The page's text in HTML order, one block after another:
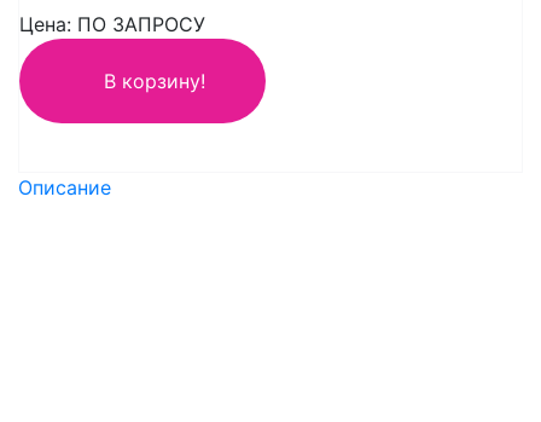
Цена: ПО ЗАПРОСУ
В корзину!
Описание